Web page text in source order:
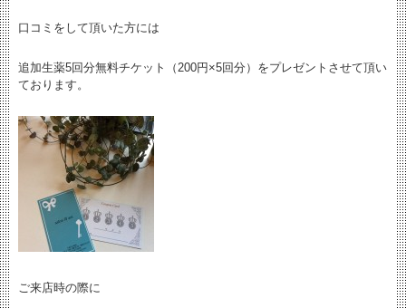
口コミをして頂いた方には
追加生薬5回分無料チケット（200円×5回分）をプレゼントさせて頂い
ております。
ご来店時の際に